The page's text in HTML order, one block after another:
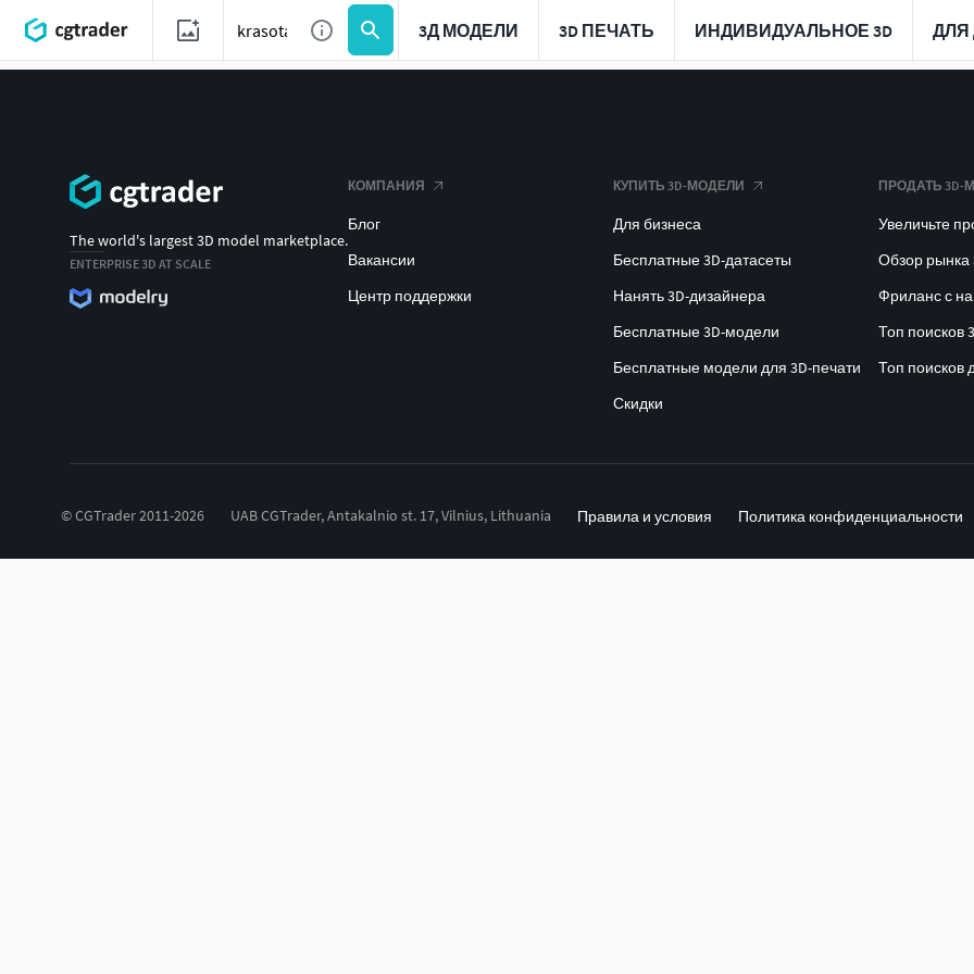
3Д МОДЕЛИ 3D ПЕЧАТЬ ИНДИВИДУАЛЬНОЕ 3D ДЛЯ
The world's largest 3D model marketplace.
ENTERPRISE 3D AT SCALE
КОМПАНИЯ
Блог
Вакансии
Центр поддержки
КУПИТЬ 3D-МОДЕЛИ
Для бизнеса
Бесплатные 3D-датасеты
Нанять 3D-дизайнера
Бесплатные 3D-модели
Бесплатные модели для 3D-печати
Скидки
ПРОДАТЬ 3D-
Увеличьте
Обзор рынка
Фриланс с
Топ поисков
Топ поисков
© CGTrader 2011-2026 UAB CGTrader, Antakalnio st. 17, Vilnius, Lithuania Правила и условия Политика конфиденциальности